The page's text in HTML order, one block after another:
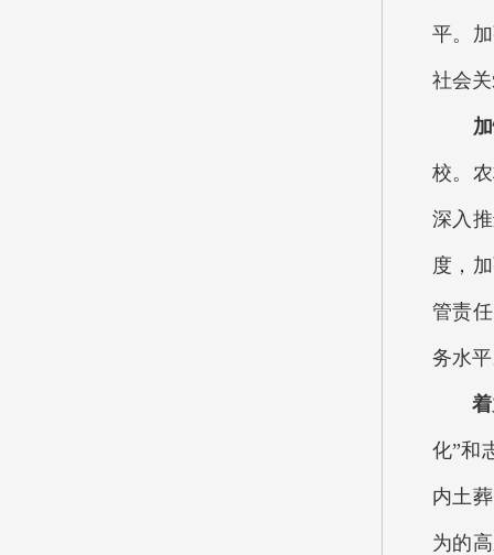
平。
社会
加
校。
深入
度，
管责
务水
着
化”和
内土
为的